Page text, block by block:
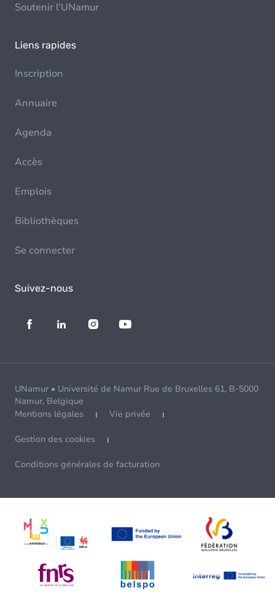
Soutenir l'UNamur
Liens rapides
Inscription
Annuaire
Agenda
Accès
Emplois
Bibliothèques
Se connecter
Suivez-nous
UNamur • Université de Namur Rue de Bruxelles 61, B-5000
Namur, Belgique
Mentions légales
Vie privée
Gestion des cookies
Conditions générales de facturation